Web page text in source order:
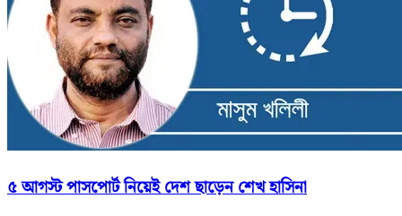
৫ আগস্ট পাসপোর্ট নিয়েই দেশ ছাড়েন শেখ হাসিনা